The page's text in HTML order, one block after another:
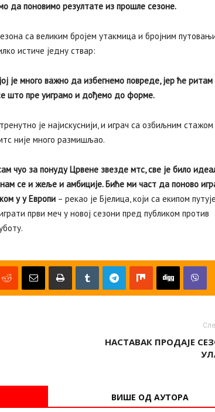
да поновимо резултате из прошле сезоне.
са великим бројем утакмица и бројним
истиче једну ствар:
је много важно да избегнемо повреде, јер ће
што пре уиграмо и дођемо до форме.
је најискуснији, и играч са озбиљним стажом
није много размишљао.
чуо за понуду Црвене звезде мтс, све је било
нам се и жеље и амбиције. Биће ми част да поново
у у Европи – рекао је Бјелица, који са екипом
први меч у новој сезони пред публиком против
НАСТАВАК ПРОДАЈЕ
ВИШЕ ОД АУТОРА